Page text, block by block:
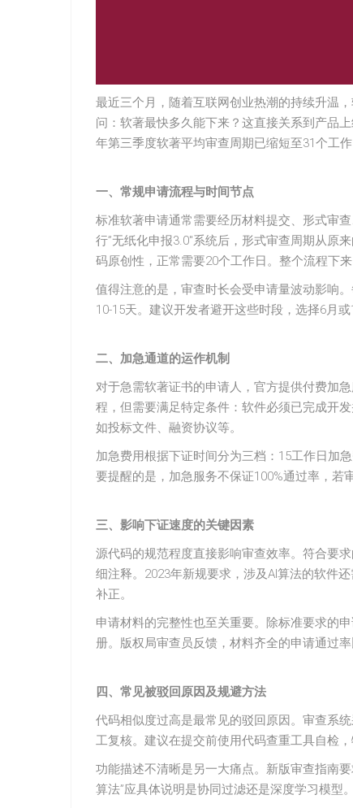
最近三个月，随着互联网创业热潮的持续升温
问：软著最快多久能下来？这直接关系到产品
年第三季度软著平均审查周期已缩短至31个工
一、常规申请流程与时间节点
标准软著申请通常需要经历材料提交、形式审
行”无纸化申报3.0″系统后，形式审查周期从原
码原创性，正常需要20个工作日。整个流程下来
值得注意的是，审查时长会受申请量波动影响
10-15天。建议开发者避开这些时段，选择6月
二、加急通道的运作机制
对于急需软著证书的申请人，官方提供付费加
程，但需要满足特定条件：软件必须已完成开
如投标文件、融资协议等。
加急费用根据下证时间分为三档：15工作日加
要提醒的是，加急服务不保证100%通过率，若
三、影响下证速度的关键因素
源代码的规范程度直接影响审查效率。符合要
细注释。2023年新规要求，涉及AI算法的软件
补正。
申请材料的完整性也至关重要。除标准要求的
册。版权局审查员反馈，材料齐全的申请通过
四、常见被驳回原因及规避方法
代码相似度过高是最常见的驳回原因。审查系
工复核。建议在提交前使用代码查重工具自检
功能描述不清晰是另一大痛点。新版审查指南
算法”应具体说明是协同过滤还是深度学习模型